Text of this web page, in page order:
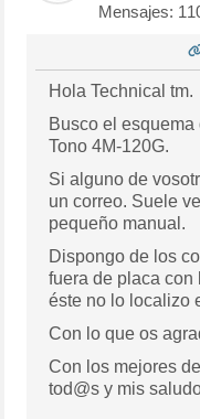
Mensajes:
Hola Technical tm.
Busco el
Tono 4M-120G.
Si alguno de
un correo. Suele
pequeño manual.
Dispongo de los
fuera de placa con
éste no lo localizo
Con lo que os
Con los mejores
tod@s y mis